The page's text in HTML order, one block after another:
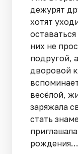
дежурят
хотят
них не
подругой,
дворовой
весёлой,
заряжала
стать